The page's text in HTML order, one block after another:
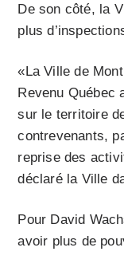
De son côté, la
plus
«La Ville de
Revenu Québec
sur le territoire
contrevenants,
reprise des
déclaré la Ville
Pour David
avoir plus de